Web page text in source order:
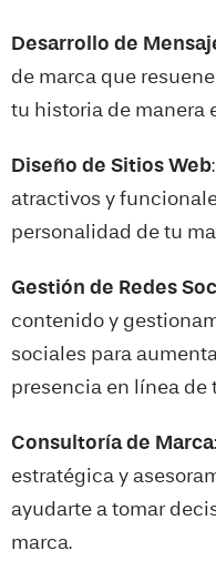
Desarrollo de
de marca que
tu historia de manera
Diseño de Sitios Web
atractivos y
personalidad de tu
Gestión de Redes
contenido y
sociales para
presencia en línea de
Consultoría de Marca
estratégica y
ayudarte a tomar
marca.